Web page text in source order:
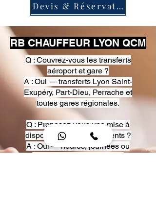
Devis & Réservation
RB CHAUFFEUR LYON QCM
Q : Couvrez-vous les transferts
aéroport et gare ?
A : Oui — transferts Lyon Saint-
Exupéry, Part-Dieu, Perrache et
toutes gares régionales.
Q : Proposez-vous une mise à
disposition pour événements ?
A : Oui — heures, journées ou